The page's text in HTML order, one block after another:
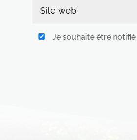
Je souhaite être